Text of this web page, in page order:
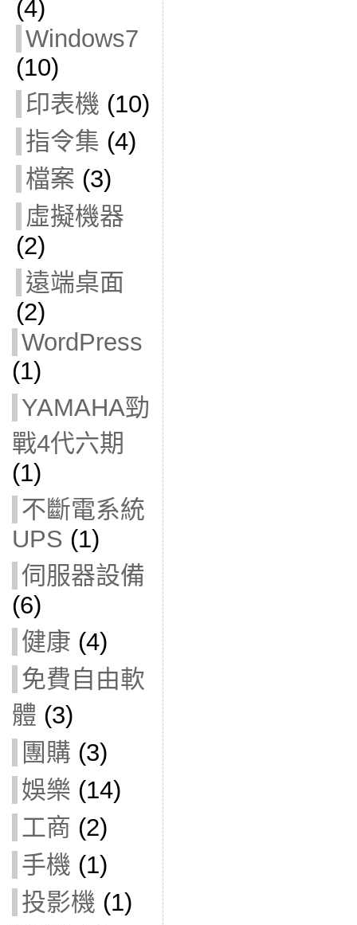
(4)
Windows7
(10)
印表機 (10)
指令集 (4)
檔案 (3)
虛擬機器
(2)
遠端桌面
(2)
WordPress
(1)
YAMAHA勁
戰4代六期
(1)
不斷電系統
UPS (1)
伺服器設備
(6)
健康 (4)
免費自由軟
體 (3)
團購 (3)
娛樂 (14)
工商 (2)
手機 (1)
投影機 (1)